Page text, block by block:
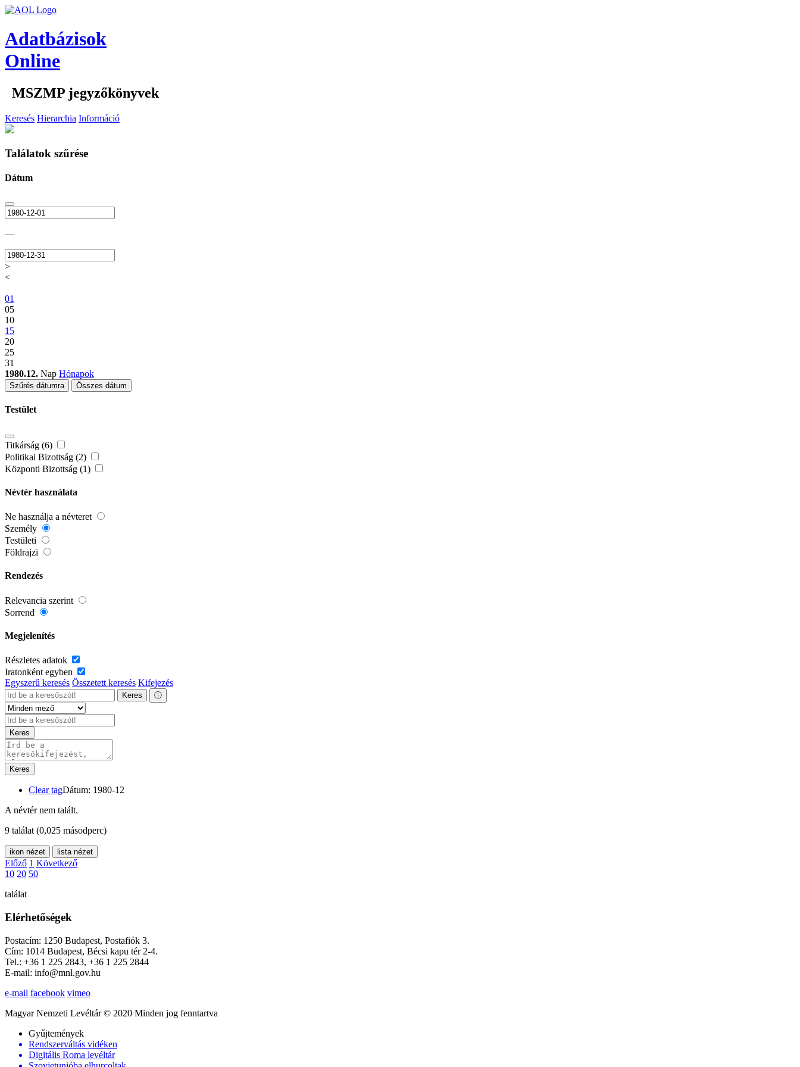
Adatbázisok
Online
MSZMP jegyzőkönyvek
Keresés Hierarchia Információ
Találatok szűrése
Dátum
—
>
<
01
05
10
15
20
25
31
1980.12. Nap Hónapok
Szűrés dátumra Összes dátum
Testület
Titkárság (6)
Politikai Bizottság (2)
Központi Bizottság (1)
Névtér használata
Ne használja a névteret
Személy
Testületi
Földrajzi
Rendezés
Relevancia szerint
Sorrend
Megjelenítés
Részletes adatok
Iratonként egyben
Egyszerű keresés Összetett keresés Kifejezés
Keres ⓘ
Keres
Keres
Clear tagDátum: 1980-12
A névtér nem talált.
9 találat (0,025 másodperc)
ikon nézet lista nézet
Előző 1 Következő
10 20 50
találat
Elérhetőségek
Postacím: 1250 Budapest, Postafiók 3.
Cím: 1014 Budapest, Bécsi kapu tér 2-4.
Tel.: +36 1 225 2843, +36 1 225 2844
E-mail: info@mnl.gov.hu
e-mail facebook vimeo
Magyar Nemzeti Levéltár © 2020 Minden jog fenntartva
Gyűjtemények
Rendszerváltás vidéken
Digitális Roma levéltár